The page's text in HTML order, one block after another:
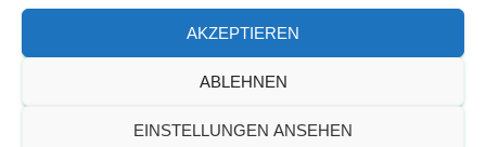
AKZEPTIEREN
ABLEHNEN
EINSTELLUNGEN ANSEHEN
Brühl 1979 e.V.